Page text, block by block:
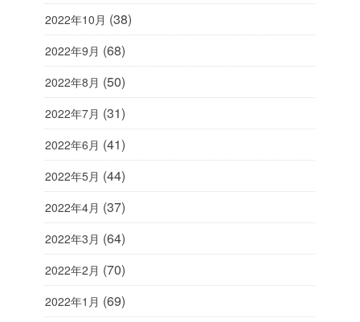
2022年10月 (38)
2022年9月 (68)
2022年8月 (50)
2022年7月 (31)
2022年6月 (41)
2022年5月 (44)
2022年4月 (37)
2022年3月 (64)
2022年2月 (70)
2022年1月 (69)